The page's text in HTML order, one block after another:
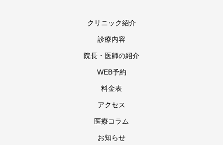
クリニック紹介
診療内容
院長・医師の紹介
WEB予約
料金表
アクセス
医療コラム
お知らせ